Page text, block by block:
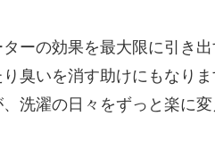
ーの効果を最大限に引き
臭いを消す助けにもなりま
洗濯の日々をずっと楽に変